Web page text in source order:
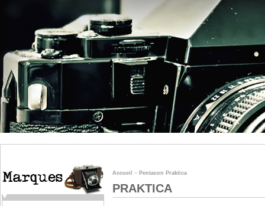
Accueil » Pentacon Praktica
PRAKTICA